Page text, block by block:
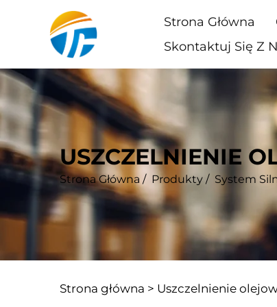
Strona Główna
Skontaktuj Się Z
USZCZELNIENIE
Strona Główna / Produkty / System
Strona główna > Uszczelnienie